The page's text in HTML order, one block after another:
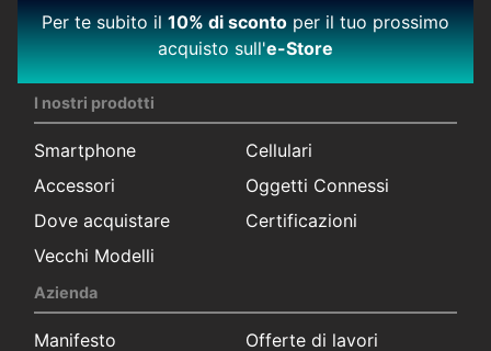
Per te subito il10% di scontoper il tuo prossimo
acquisto sull'e-Store
I nostri prodotti
Smartphone
Cellulari
Accessori
Oggetti Connessi
Dove acquistare
Certificazioni
Vecchi Modelli
Azienda
Manifesto Offerte di lavori